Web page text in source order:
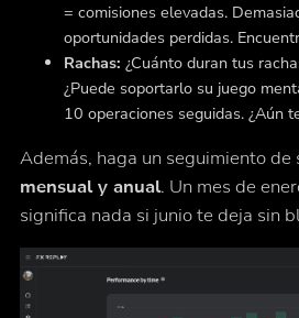
= comisiones elevadas.
oportunidades perdidas.
Rachas: ¿Cuánto duran tus
¿Puede soportarlo su juego
10 operaciones seguidas. ¿Aún
Además, haga un seguimiento de
mensual y anual. Un mes de
significa nada si junio te deja sin